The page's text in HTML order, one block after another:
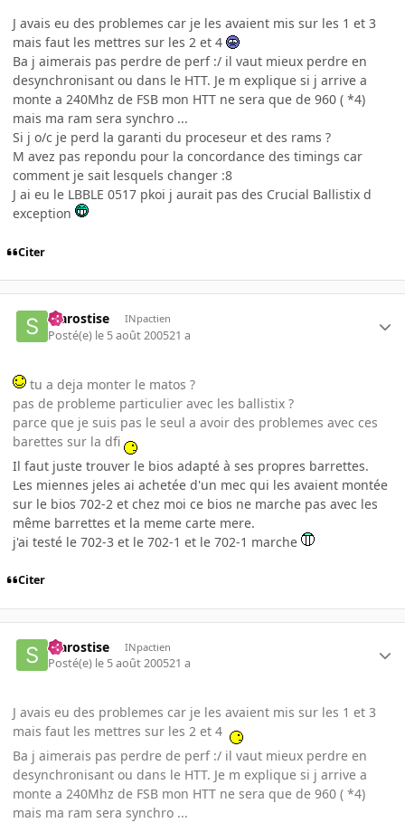
J avais eu des problemes car je les avaient mis sur les 1 et 3
mais faut les mettres sur les 2 et 4
Ba j aimerais pas perdre de perf :/ il vaut mieux perdre en
desynchronisant ou dans le HTT. Je m explique si j arrive a
monte a 240Mhz de FSB mon HTT ne sera que de 960 ( *4)
mais ma ram sera synchro ...
Si j o/c je perd la garanti du proceseur et des rams ?
M avez pas repondu pour la concordance des timings car
comment je sait lesquels changer :8
J ai eu le LBBLE 0517 pkoi j aurait pas des Crucial Ballistix d
exception
Citer
starostise INpactien
Posté(e) le 5 août 200521 a
tu a deja monter le matos ?
pas de probleme particulier avec les ballistix ?
parce que je suis pas le seul a avoir des problemes avec ces
barettes sur la dfi
Il faut juste trouver le bios adapté à ses propres barrettes.
Les miennes jeles ai achetée d'un mec qui les avaient montée
sur le bios 702-2 et chez moi ce bios ne marche pas avec les
même barrettes et la meme carte mere.
j'ai testé le 702-3 et le 702-1 et le 702-1 marche
Citer
starostise INpactien
Posté(e) le 5 août 200521 a
J avais eu des problemes car je les avaient mis sur les 1 et 3
mais faut les mettres sur les 2 et 4
Ba j aimerais pas perdre de perf :/ il vaut mieux perdre en
desynchronisant ou dans le HTT. Je m explique si j arrive a
monte a 240Mhz de FSB mon HTT ne sera que de 960 ( *4)
mais ma ram sera synchro ...